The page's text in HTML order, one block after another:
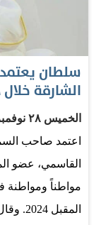
الشارقة
الخميس ٢٨ نوفمبر ٢٠٢٤
اعتمد صاحب
مواطناً ومواطنة